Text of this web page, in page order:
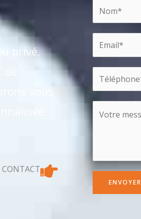
privé,
vous
CONTACT
ENVOYER